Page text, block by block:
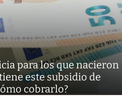
para los que nacieron
tiene este subsidio de
cobrarlo?